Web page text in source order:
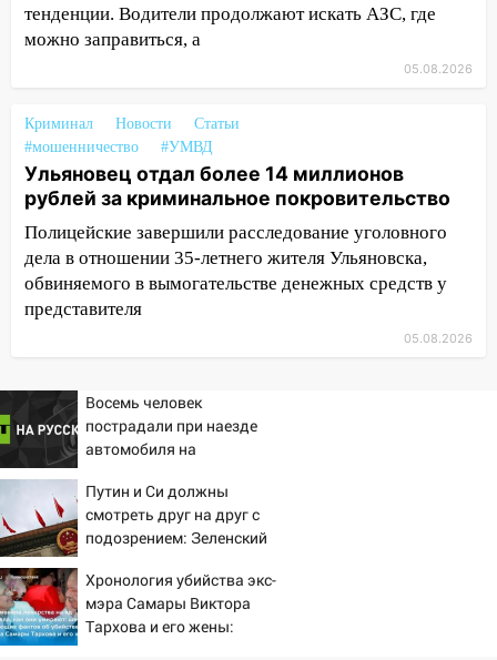
18:14 Прогноз погоды на 6 августа в
Ульяновской области
большой фестиваль «Наше время»
17:30 Где есть бензин в Ульяновске 5
августа после рабочего дня: список АЗС
17:05 «Обыск» по видеосвязи: в
Ульяновске задержали 19-летнюю
сообщницу мошенников
больницей
16:06
18-летняя девушка без прав
перевернулась на мопеде и попала в
больницу
15:59
Ульяновец отдал более 14
миллионов рублей за криминальное
покровительство
15:32
На «кольце» кроссовер сбил 18-
летнего мопедиста
тенденции. Водители продолжают искать АЗС, где
можно заправиться, а
05.08.2026
Криминал Новости
Статьи
#мошенничество
#УМВД
Ульяновец отдал более 14 миллионов
рублей за криминальное покровительство
Полицейские завершили расследование уголовного
дела в отношении 35-летнего жителя Ульяновска,
обвиняемого в вымогательстве денежных средств у
представителя
05.08.2026
Восемь человек
пострадали при наезде
автомобиля на
Путин и Си должны
смотреть друг на друг с
подозрением: Зеленский
дипломатам
Хронология убийства экс-
мэра Самары Виктора
Тархова и его жены: